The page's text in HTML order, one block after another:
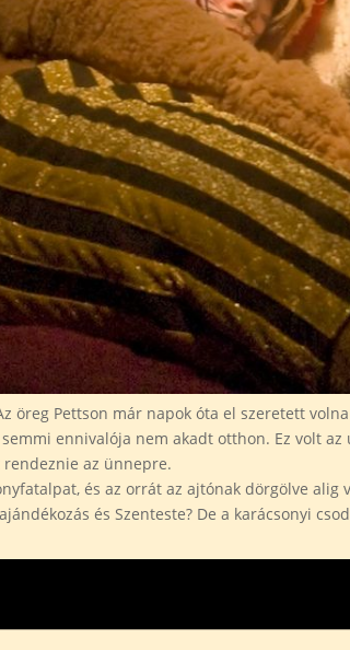
öreg Pettson már napok óta el szeretett
ennivalója nem akadt otthon. Ez volt
az ünnepre.
és az orrát az ajtónak dörgölve
és Szenteste? De a karácsonyi